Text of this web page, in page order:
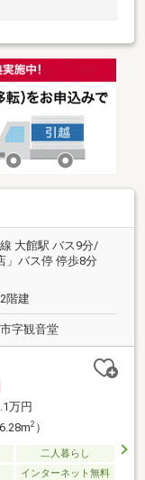
大館駅 バス9分/
」バス停 停歩8分
階建
字観音堂
万円
2）
二人暮らし
インターネット無料